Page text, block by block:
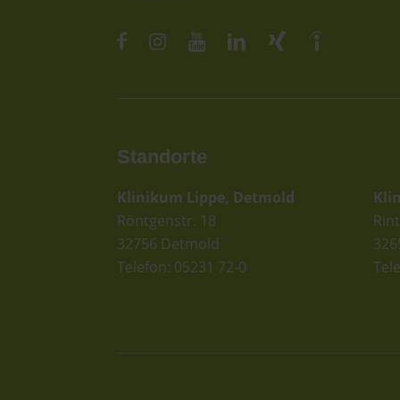
Standorte
Klinikum Lippe, Detmold
Röntgenstr. 18
32756 Detmold
Telefon: 05231 72-0